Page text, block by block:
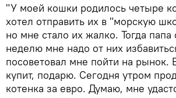
"У моей кошки родилось четыре
хотел отправить их в "морскую
но мне стало их жалко. Тогда папа
неделю мне надо от них
посоветовал мне пойти на рынок.
купит, подарю. Сегодня утром
котенка за евро. Думаю, мне